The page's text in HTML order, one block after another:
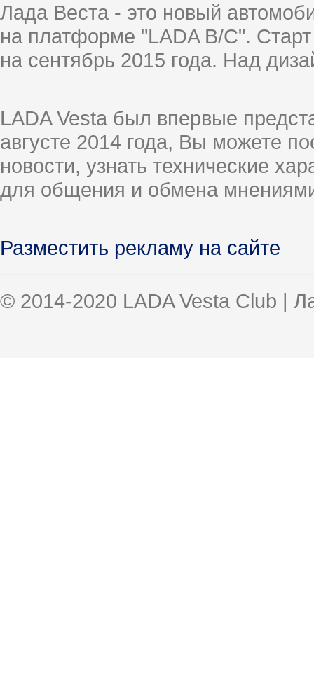
Лада Веста - это новый
на платформе "LADA B/C".
на сентябрь 2015 года. Над
LADA Vesta был впервые
августе 2014 года, Вы можете
новости, узнать технические
для общения и обмена
Разместить рекламу на сайте
© 2014-2020 LADA Vesta Club |